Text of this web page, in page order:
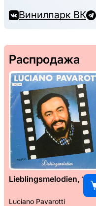
Винилпарк ВК
Распродажа
Lieblingsmelodien, 1989
Luciano Pavarotti